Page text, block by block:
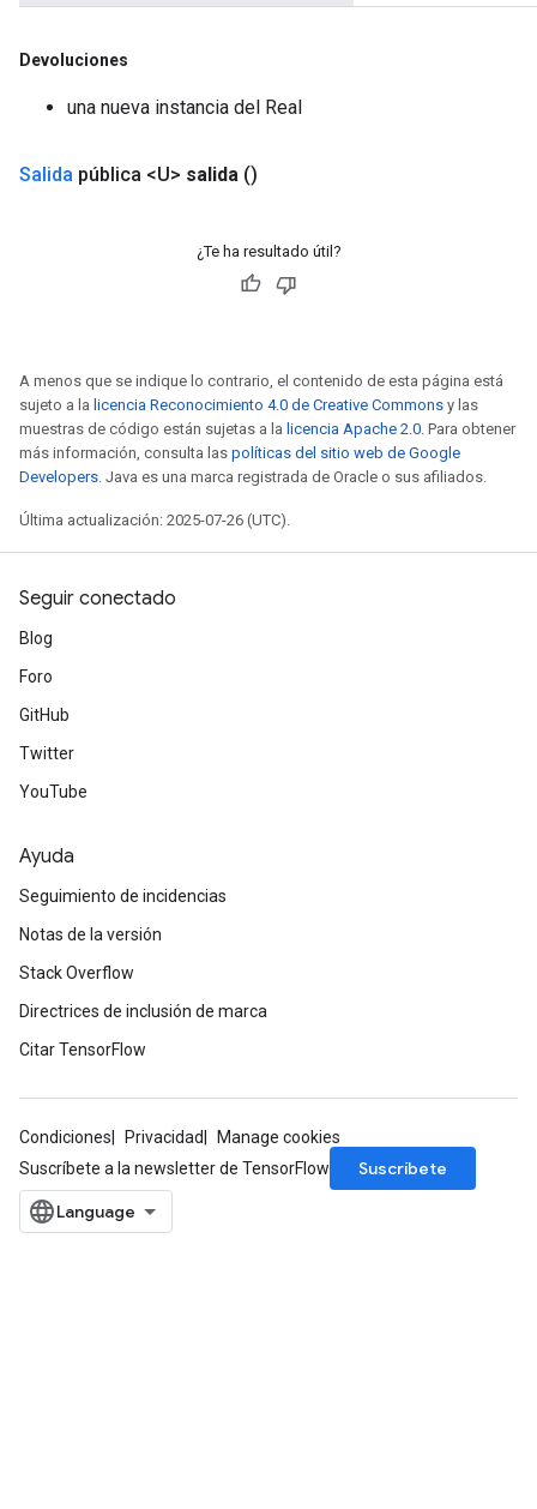
Devoluciones
una nueva instancia del Real
Salida pública <U> salida ()
¿Te ha resultado útil?
A menos que se indique lo contrario, el contenido de esta página está
sujeto a la licencia Reconocimiento 4.0 de Creative Commons y las
muestras de código están sujetas a la licencia Apache 2.0. Para obtener
más información, consulta las políticas del sitio web de Google
Developers. Java es una marca registrada de Oracle o sus afiliados.
Última actualización: 2025-07-26 (UTC).
Seguir conectado
Blog
Foro
GitHub
Twitter
YouTube
Ayuda
Seguimiento de incidencias
Notas de la versión
Stack Overflow
Directrices de inclusión de marca
Citar TensorFlow
Condiciones Privacidad
Manage cookies
Suscríbete a la newsletter de TensorFlow
Suscríbete